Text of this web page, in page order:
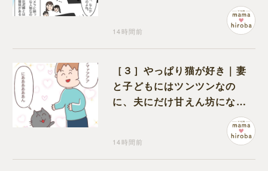
る証拠になるのか期待する
14時間前
［３］やっぱり猫が好き｜妻
と子どもにはツンツンなの
に、夫にだけ甘えん坊になる
14時間前